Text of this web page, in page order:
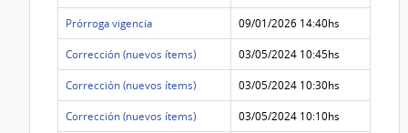
Prórroga vigencia 09/01/2026 14:40hs
Corrección (nuevos ítems) 03/05/2024 10:45hs
Corrección (nuevos ítems) 03/05/2024 10:30hs
Corrección (nuevos ítems) 03/05/2024 10:10hs